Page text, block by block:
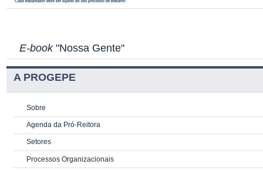
E-book"Nossa Gente"
A PROGEPE
Sobre
Agenda da Pró-Reitora
Setores
Processos Organizacionais